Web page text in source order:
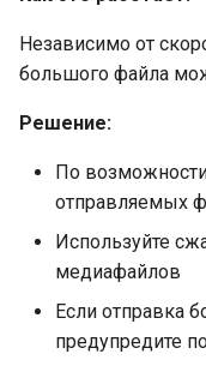
Независимо от
большого файла
Решение:
По
отправляемых
Используйте
медиафайлов
Если отправка
предупредите